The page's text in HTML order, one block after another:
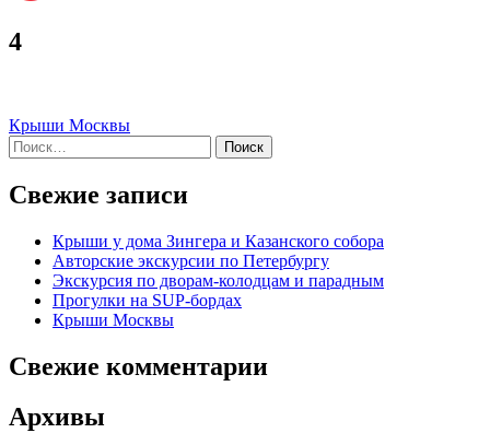
4
Навигация
по
записям
Крыши Москвы
Найти:
Свежие записи
Крыши у дома Зингера и Казанского собора
Авторские экскурсии по Петербургу
Экскурсия по дворам-колодцам и парадным
Прогулки на SUP-бордах
Крыши Москвы
Свежие комментарии
Архивы